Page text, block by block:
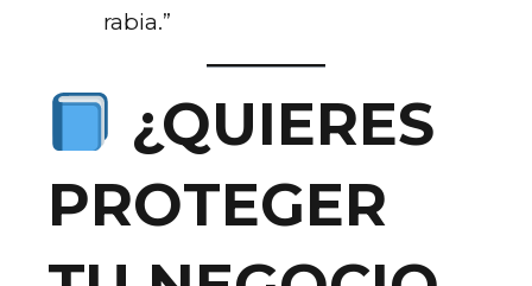
rabia.”
¿QUIERES
PROTEGER